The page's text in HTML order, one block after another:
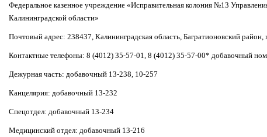
Федеральное казенное учреждение «Исправительная колония №13
Калининградской области»
Почтовый адрес: 238437, Калининградская область, Багратионовский район,
Контактные телефоны: 8 (4012) 35-57-01, 8 (4012) 35-57-00* добавочный
Дежурная часть: добавочный 13-238, 10-257
Канцелярия: добавочный 13-232
Спецотдел: добавочный 13-234
Медицинский отдел: добавочный 13-216